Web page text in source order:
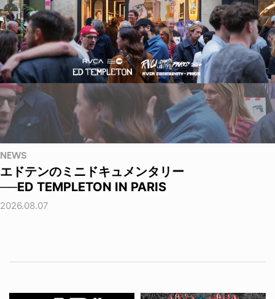
NEWS
エドテンのミニドキュメンタリー
──ED TEMPLETON IN PARIS
2026.08.07